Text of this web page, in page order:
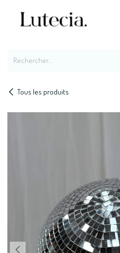
Tous les produits